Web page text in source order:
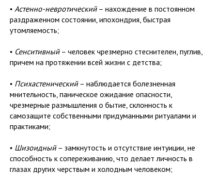
• Астенно-невротический– нахождение в постоянном
раздраженном состоянии, ипохондрия, быстрая
утомляемость;
• Сенситивный– человек чрезмерно стеснителен, пуглив,
причем на протяжении всей жизни с детства;
• Психастенический– наблюдается болезненная
мнительность, паническое ожидание опасности,
чрезмерные размышления о бытие, склонность к
самозащите собственными придуманными ритуалами и
практиками;
• Шизоидный– замкнутость и отсутствие интуиции, не
способность к сопереживанию, что делает личность в
глазах других черствым и холодным человеком;